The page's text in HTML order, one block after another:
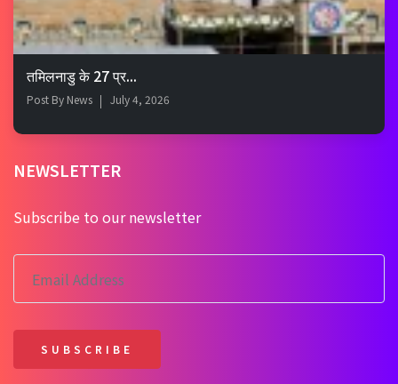
तमिलनाडु के 27 प्र...
Post By News July 4, 2026
NEWSLETTER
Subscribe to our newsletter
SUBSCRIBE